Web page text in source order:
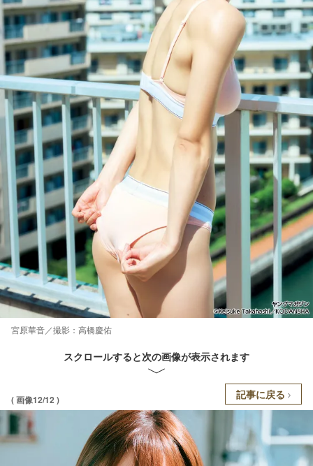
宮原華音／撮影：高橋慶佑
スクロールすると次の画像が表示されます
( 画像12/12 ) 記事に戻る